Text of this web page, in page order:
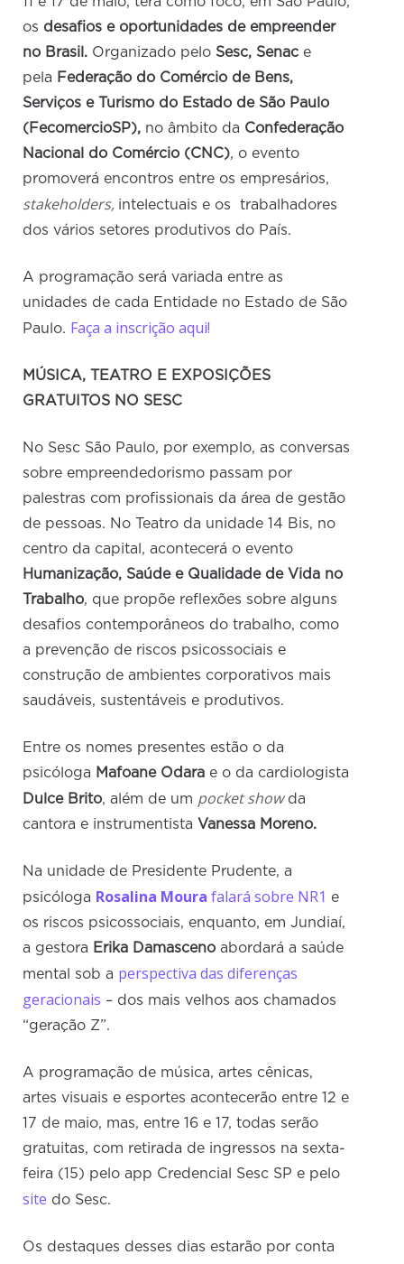
os desafios e oportunidades de empreender
no Brasil. Organizado pelo Sesc, Senac e
pela Federação do Comércio de Bens,
Serviços e Turismo do Estado de São Paulo
(FecomercioSP), no âmbito da Confederação
Nacional do Comércio (CNC), o evento
promoverá encontros entre os empresários,
stakeholders, intelectuais e os trabalhadores
dos vários setores produtivos do País.
A programação será variada entre as
unidades de cada Entidade no Estado de São
Paulo. Faça a inscrição aqui!
MÚSICA, TEATRO E EXPOSIÇÕES
GRATUITOS NO SESC
No Sesc São Paulo, por exemplo, as conversas
sobre empreendedorismo passam por
palestras com profissionais da área de gestão
de pessoas. No Teatro da unidade 14 Bis, no
centro da capital, acontecerá o evento
Humanização, Saúde e Qualidade de Vida no
Trabalho, que propõe reflexões sobre alguns
desafios contemporâneos do trabalho, como
a prevenção de riscos psicossociais e
construção de ambientes corporativos mais
saudáveis, sustentáveis e produtivos.
Entre os nomes presentes estão o da
psicóloga Mafoane Odara e o da cardiologista
Dulce Brito, além de um pocket showda
cantora e instrumentista Vanessa Moreno.
Na unidade de Presidente Prudente, a
psicóloga Rosalina Moura falará sobre NR1 e
os riscos psicossociais, enquanto, em Jundiaí,
a gestora Erika Damasceno abordará a saúde
mental sob a perspectiva das diferenças
geracionais – dos mais velhos aos chamados
“geração Z”.
A programação de música, artes cênicas,
artes visuais e esportes acontecerão entre 12 e
17 de maio, mas, entre 16 e 17, todas serão
gratuitas, com retirada de ingressos na sexta-
feira (15) pelo app Credencial Sesc SP e pelo
site do Sesc.
Os destaques desses dias estarão por conta